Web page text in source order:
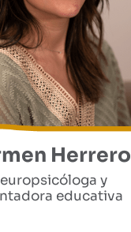
Herrero
y
educativa